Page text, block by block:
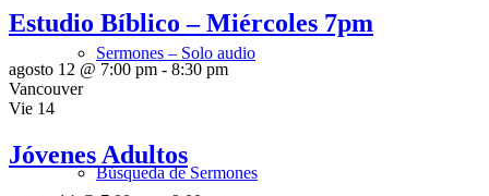
Sermones – Solo audio
Búsqueda de Sermones
Estudio Bíblico – Miércoles 7pm
agosto 12 @ 7:00 pm - 8:30 pm
Vancouver
Vie 14
Jóvenes Adultos